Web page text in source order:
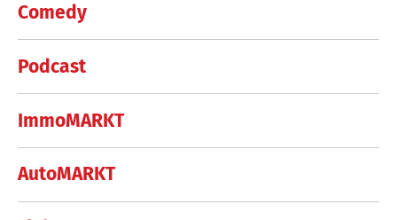
Comedy
Podcast
ImmoMARKT
AutoMARKT